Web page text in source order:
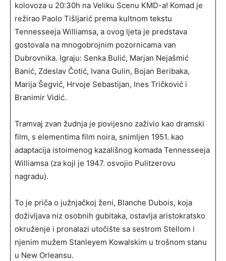
kolovoza u 20:30h na Veliku Scenu KMD-a! Komad je
režirao Paolo Tišljarić prema kultnom tekstu
Tennesseeja Williamsa, a ovog ljeta je predstava
gostovala na mnogobrojnim pozornicama van
Dubrovnika. Igraju: Senka Bulić, Marjan Nejašmić
Banić, Zdeslav Čotić, Ivana Gulin, Bojan Beribaka,
Marija Šegvić, Hrvoje Sebastijan, Ines Tričković i
Branimir Vidić.
Tramvaj zvan žudnja je povijesno zaživio kao dramski
film, s elementima film noira, snimljen 1951. kao
adaptacija istoimenog kazališnog komada Tennesseeja
Williamsa (za koji je 1947. osvojio Pulitzerovu
nagradu).
To je priča o južnjačkoj ženi, Blanche Dubois, koja
doživljava niz osobnih gubitaka, ostavlja aristokratsko
okruženje i pronalazi utočište sa sestrom Stellom i
njenim mužem Stanleyem Kowalskim u trošnom stanu
u New Orleansu.